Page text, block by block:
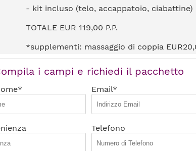
- kit incluso (telo, accappatoio, ciabattine)
TOTALE EUR 119,00 P.P.
*supplementi: massaggio di coppia
i campi e richiedi il pacchetto
Email*
Telefono